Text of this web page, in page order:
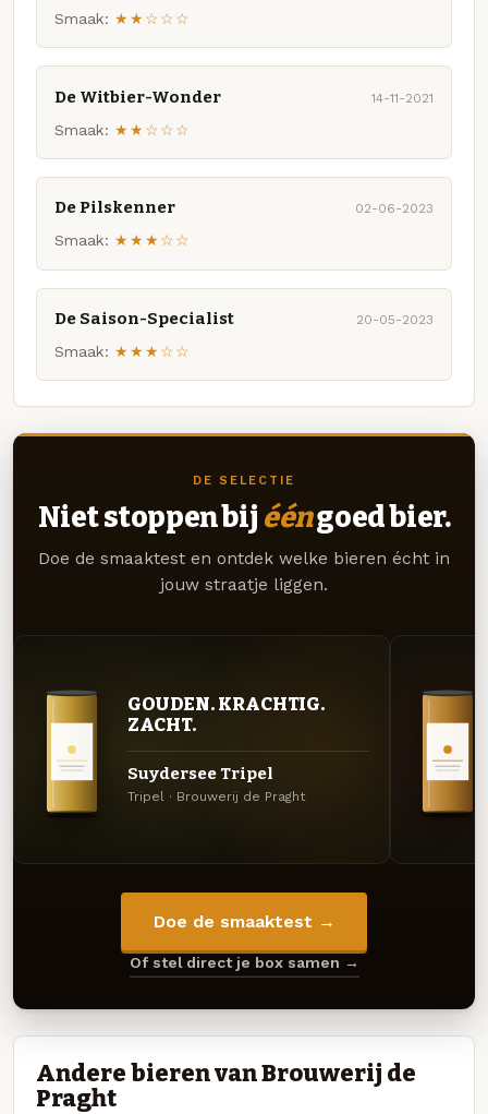
Smaak: ★★☆☆☆
De Witbier-Wonder 14-11-2021
Smaak: ★★☆☆☆
De Pilskenner 02-06-2023
Smaak: ★★★☆☆
De Saison-Specialist 20-05-2023
Smaak: ★★★☆☆
DE SELECTIE
Niet stoppen bij ééngoed bier.
Doe de smaaktest en ontdek welke bieren écht in
jouw straatje liggen.
GOUDEN. KRACHTIG.
ZACHT.
Suydersee Tripel
Tripel · Brouwerij de Praght
Doe de smaaktest →
Of stel direct je box samen →
Andere bieren van Brouwerij de
Praght